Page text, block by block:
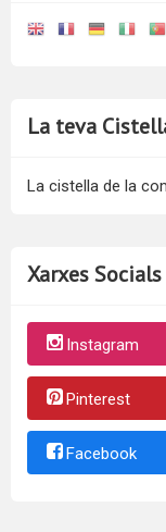
La teva
La cistella de la
Xarxes Socials
Instagram
Pinterest
Facebook